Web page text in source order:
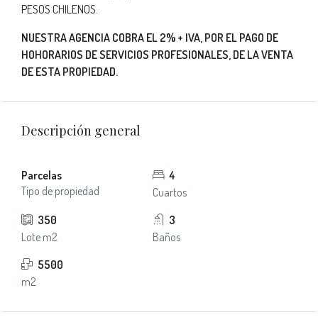
PESOS CHILENOS.
NUESTRA AGENCIA COBRA EL 2% + IVA, POR EL PAGO DE
HOHORARIOS DE SERVICIOS PROFESIONALES, DE LA VENTA
DE ESTA PROPIEDAD.
Descripción general
Parcelas
Tipo de propiedad
4
Cuartos
350
Lote m2
3
Baños
5500
m2